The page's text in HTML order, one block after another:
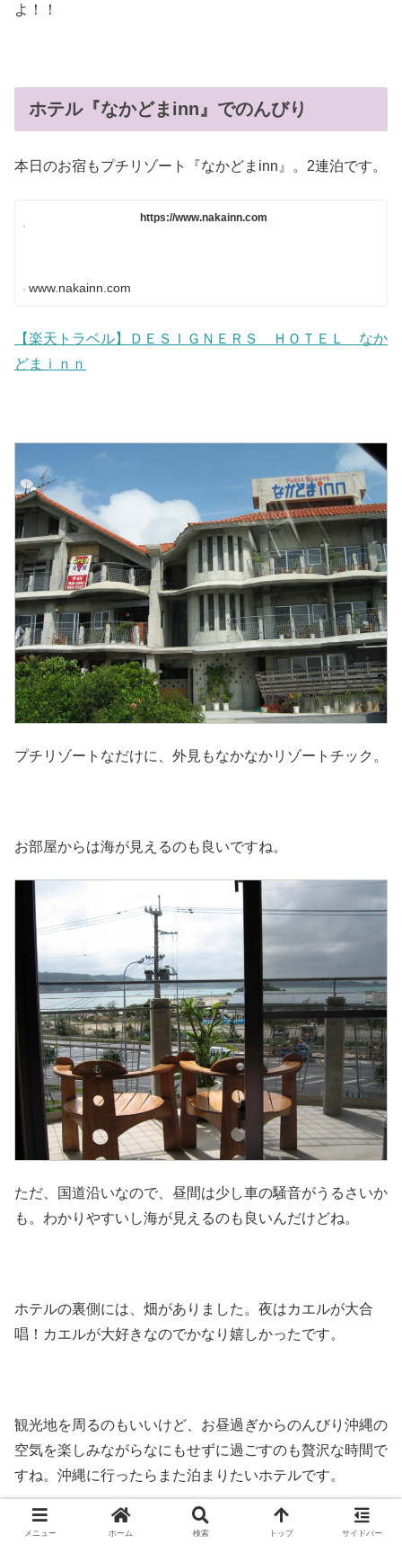
よ！！
ホテル『なかどまinn』でのんびり
本日のお宿もプチリゾート『なかどまinn』。2連泊です。
https://www.nakainn.com
www.nakainn.com
【楽天トラベル】ＤＥＳＩＧＮＥＲＳ ＨＯＴＥＬ なか
どまｉｎｎ
プチリゾートなだけに、外見もなかなかリゾートチック。
お部屋からは海が見えるのも良いですね。
ただ、国道沿いなので、昼間は少し車の騒音がうるさいか
も。わかりやすいし海が見えるのも良いんだけどね。
ホテルの裏側には、畑がありました。夜はカエルが大合
唱！カエルが大好きなのでかなり嬉しかったです。
観光地を周るのもいいけど、お昼過ぎからのんびり沖縄の
空気を楽しみながらなにもせずに過ごすのも贅沢な時間で
すね。沖縄に行ったらまた泊まりたいホテルです。
メニュー ホーム 検索 トップ サイドバー